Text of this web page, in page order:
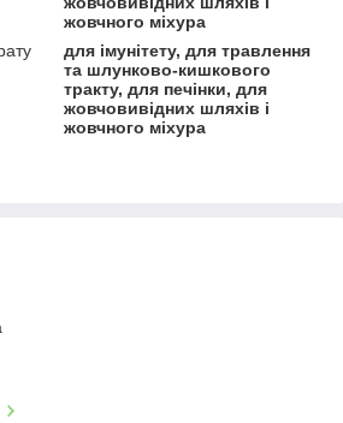
жовчного міхура
для імунітету, для травлення
та шлунково-кишкового
тракту, для печінки, для
жовчовивідних шляхів і
жовчного міхура